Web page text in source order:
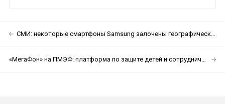
СМИ: некоторые смартфоны Samsung залочены географически. В России их активировать нельзя
«МегаФон» на ПМЭФ: платформа по защите детей и сотрудничество с РЖД